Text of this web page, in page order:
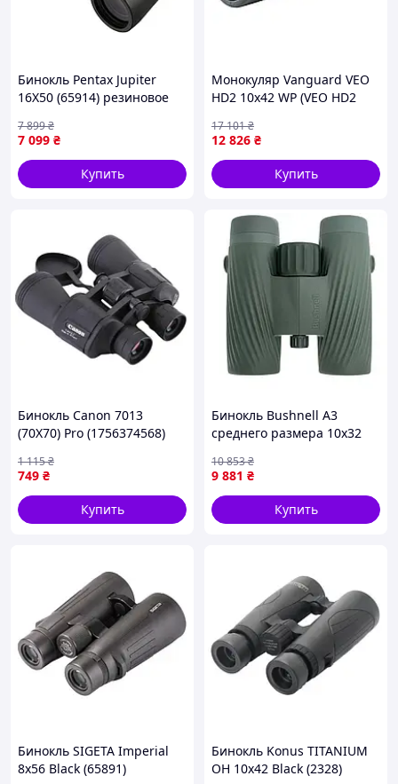
Бинокль Pentax Jupiter
16X50 (65914) резиновое
поликарбонатного корпуса
обеспечивает надежную
защиту от скольжения
7 099 ₴
7 899₴
Купить
Монокуляр Vanguard VEO
HD2 10x42 WP (VEO HD2
12 826 ₴
17 101₴
Купить
Бинокль Canon 7013
(70X70) Pro (1756374568)
749 ₴
1 115₴
Купить
Бинокль Bushnell A3
среднего размера 10x32
9 881 ₴
10 853₴
Купить
Бинокль SIGETA Imperial
8x56 Black (65891)
Бинокль Konus TITANIUM
OH 10x42 Black (2328)